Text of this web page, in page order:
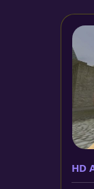
HD